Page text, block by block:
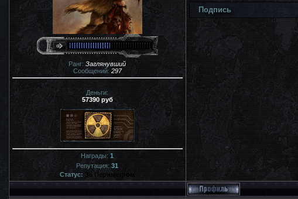
Ранг:Заглянувший
Сообщений: 297
Деньги:
57390 руб
Награды:1
Репутация:31
Статус: За Периметром
Подпись